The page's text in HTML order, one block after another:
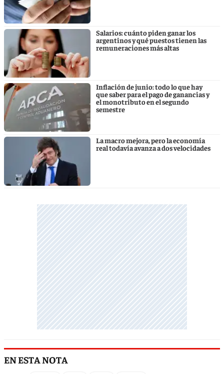
Salarios: cuánto piden ganar los
argentinos y qué puestos tienen las
remuneraciones más altas
Inflación de junio: todo lo que hay
que saber para el pago de ganancias y
el monotributo en el segundo
semestre
La macro mejora, pero la economía
real todavía avanza a dos velocidades
EN ESTA NOTA